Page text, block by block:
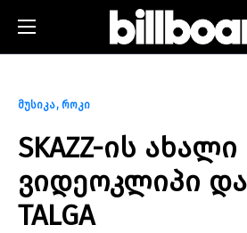
მუსიკა როკი
SKAZZ-ის ახალი
ვიდეოკლიპი
TALGA